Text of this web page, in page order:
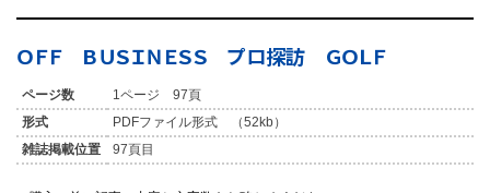
ＯＦＦ ＢＵＳＩＮＥＳＳ プロ探訪 ＧＯＬＦ
ページ数
1ページ 97頁
形式
PDFファイル形式 （52kb）
雑誌掲載位置
97頁目